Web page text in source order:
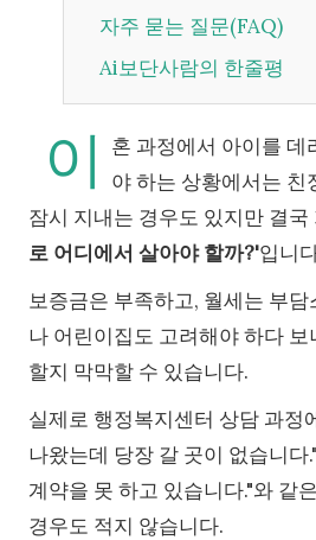
자주 묻는 질문(FAQ)
Ai보단사람의 한줄평
이
혼 과정에서 아이를 데
야 하는 상황에서는 친
잠시 지내는 경우도 있지만 결국
로 어디에서 살아야 할까?'입니
보증금은 부족하고, 월세는 부
나 어린이집도 고려해야 하다
할지 막막할 수 있습니다.
실제로 행정복지센터 상담 과정
나왔는데 당장 갈 곳이 없습니다
계약을 못 하고 있습니다."와 같
경우도 적지 않습니다.